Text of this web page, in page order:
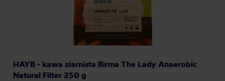
HAYB - kawa ziarnista Birma The Lady Anaerobic
Natural Filter 250 g